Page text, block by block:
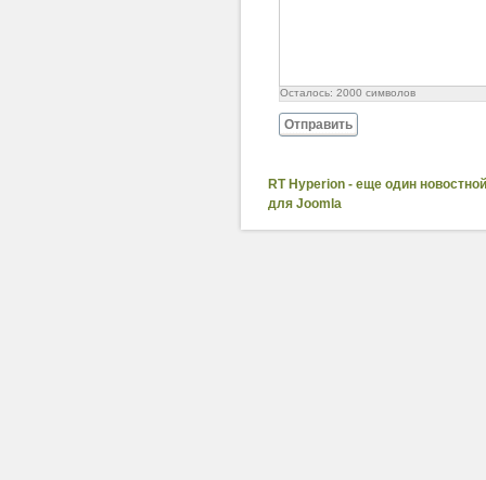
Осталось: 2000 символов
Отправить
RT Hyperion - еще один
для Joomla